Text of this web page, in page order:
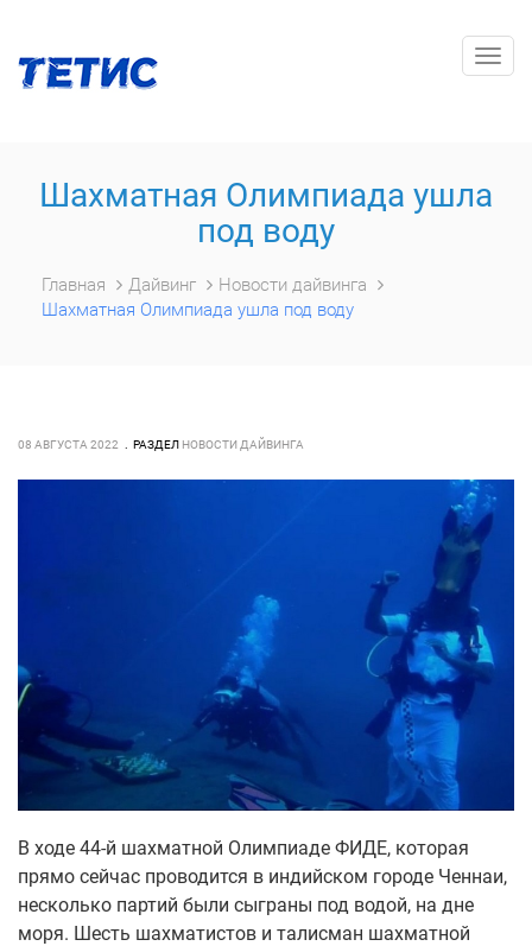
Шахматная Олимпиада ушла
под воду
Главная Дайвинг
Новости дайвинга
Шахматная Олимпиада ушла под воду
08 АВГУСТА 2022 РАЗДЕЛ НОВОСТИ ДАЙВИНГА
В ходе 44-й шахматной Олимпиаде ФИДЕ, которая
прямо сейчас проводится в индийском городе Ченнаи,
несколько партий были сыграны под водой, на дне
моря. Шесть шахматистов и талисман шахматной